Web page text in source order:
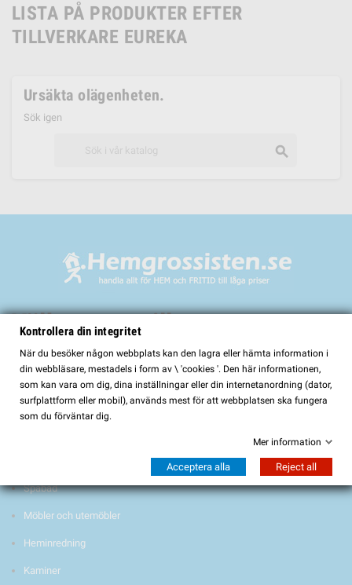
LISTA PÅ PRODUKTER EFTER
TILLVERKARE EUREKA
Ursäkta olägenheten.
Sök igen
search
Välkommen till
HemGrossisten.se
HemGrossisten.se har sedan 2017 erbjudit kvalitetsprodukter för hem och
trädgård till kunder över hela Sverige. Hos oss hittar du ett noggrant utvalt
sortiment med fokus på kvalitet, funktion och lång hållbarhet.
Spabad
Möbler och utemöbler
Heminredning
Kaminer
Kontrollera din integritet
När du besöker någon webbplats kan den lagra eller hämta information i
din webbläsare, mestadels i form av \ 'cookies '. Den här informationen,
som kan vara om dig, dina inställningar eller din internetanordning (dator,
surfplattform eller mobil), används mest för att webbplatsen ska fungera
som du förväntar dig.
Mer information
Acceptera alla Reject all